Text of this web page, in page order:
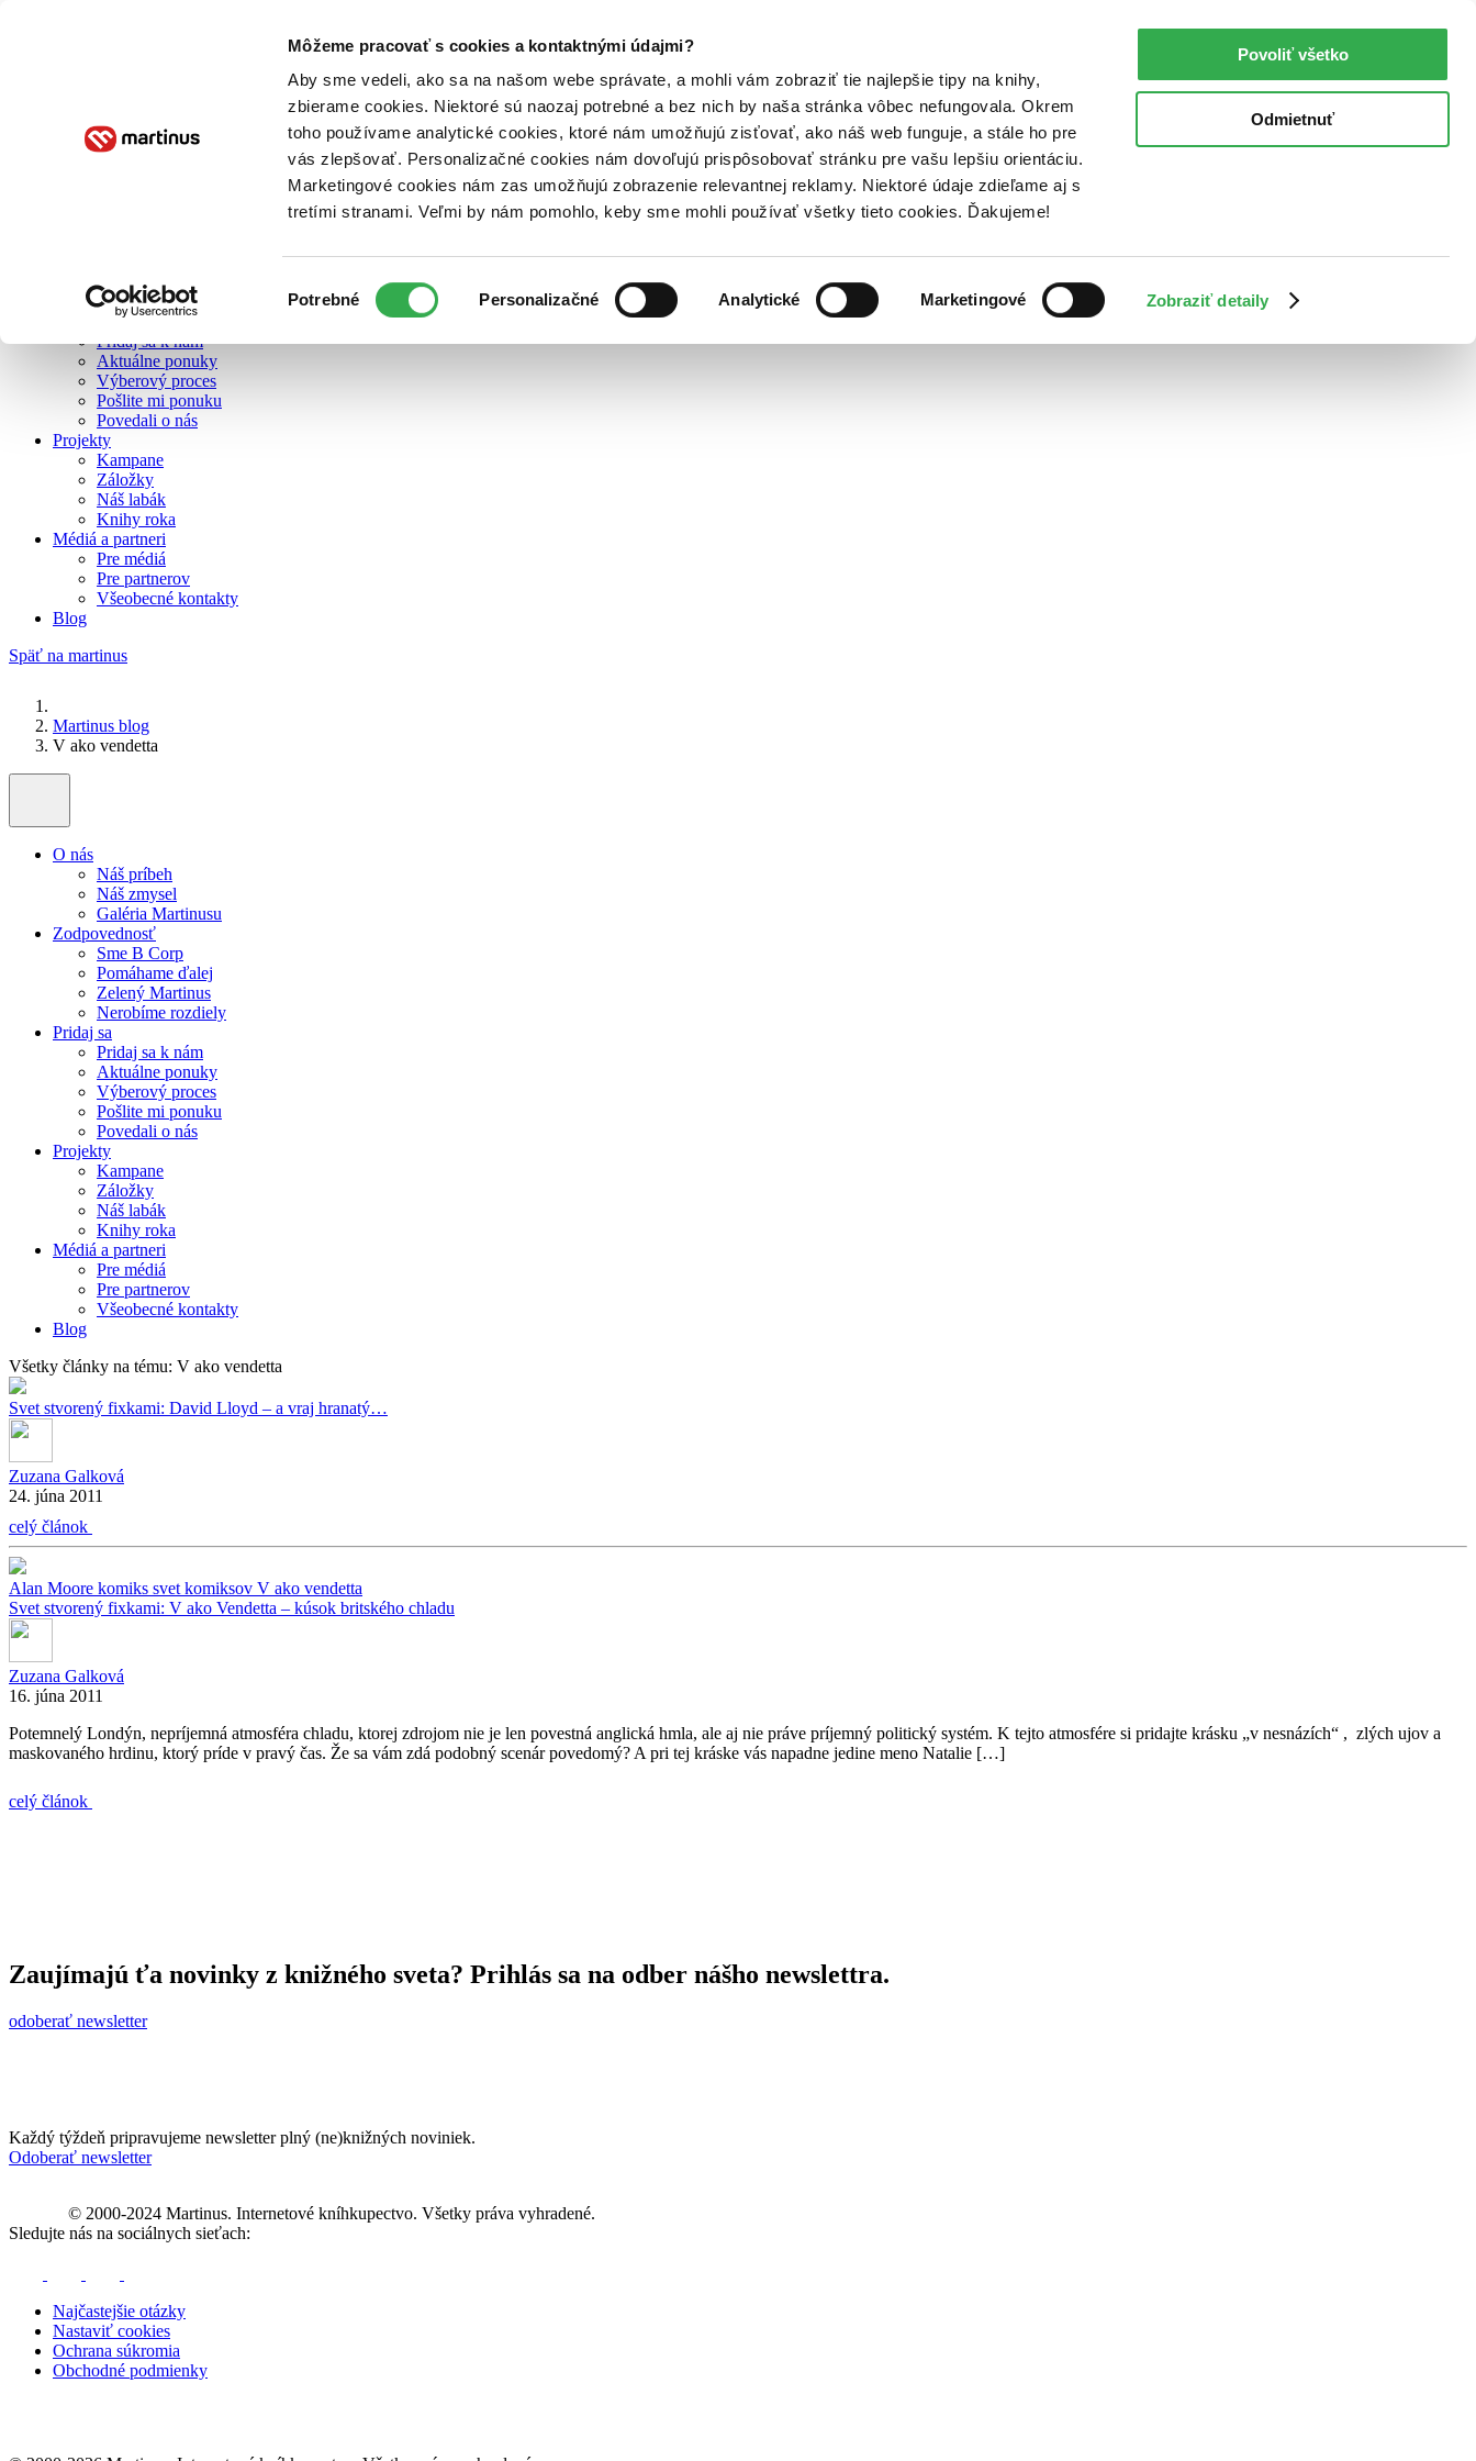
Môžeme pracovať s cookies a kontaktnými údajmi?
Aby sme vedeli, ako sa na našom webe správate, a mohli vám zobraziť tie najlepšie tipy na knihy,
zbierame cookies. Niektoré sú naozaj potrebné a bez nich by naša stránka vôbec nefungovala. Okrem
toho používame analytické cookies, ktoré nám umožňujú zisťovať, ako náš web funguje, a stále ho pre
vás zlepšovať. Personalizačné cookies nám dovoľujú prispôsobovať stránku pre vašu lepšiu orientáciu.
Marketingové cookies nám zas umožňujú zobrazenie relevantnej reklamy. Niektoré údaje zdieľame aj s
tretími stranami. Veľmi by nám pomohlo, keby sme mohli používať všetky tieto cookies. Ďakujeme!
súhlasu
Potrebné Personalizačné Analytické Marketingové Zobraziť detaily
Povoliť všetko
Odmietnuť
O nás
Zelený Martinus
Nerobíme rozdiely
Pridaj sa k nám
Aktuálne ponuky
Výberový proces
Pošlite mi ponuku
Povedali o nás
Projekty
Kampane
Záložky
Náš labák
Knihy roka
Médiá a partneri
Pre médiá
Pre partnerov
Všeobecné kontakty
Blog
Späť na martinus
Martinus blog
V ako vendetta
O nás
Náš príbeh
Náš zmysel
Galéria Martinusu
Zodpovednosť
Sme B Corp
Pomáhame ďalej
Zelený Martinus
Nerobíme rozdiely
Pridaj sa
Pridaj sa k nám
Aktuálne ponuky
Výberový proces
Pošlite mi ponuku
Povedali o nás
Projekty
Kampane
Záložky
Náš labák
Knihy roka
Médiá a partneri
Pre médiá
Pre partnerov
Všeobecné kontakty
Blog
Všetky články na tému: V ako vendetta
Svet stvorený fixkami: David Lloyd – a vraj hranatý…
Zuzana Galková
24. júna 2011
celý článok
Alan Moore komiks svet komiksov V ako vendetta
Svet stvorený fixkami: V ako Vendetta – kúsok britského chladu
Zuzana Galková
16. júna 2011
Potemnelý Londýn, nepríjemná atmosféra chladu, ktorej zdrojom nie je len povestná anglická hmla, ale aj nie práve príjemný politický systém. K tejto atmosfére si pridajte krásku „v nesnázích“ , zlých ujov a
maskovaného hrdinu, ktorý príde v pravý čas. Že sa vám zdá podobný scenár povedomý? A pri tej kráske vás napadne jedine meno Natalie […]
celý článok
Zaujímajú ťa novinky z knižného sveta? Prihlás sa na odber nášho newslettra.
odoberať newsletter
Každý týždeň pripravujeme newsletter plný (ne)knižných noviniek.
Odoberať newsletter
© 2000-2024 Martinus. Internetové kníhkupectvo. Všetky práva vyhradené.
Sledujte nás na sociálnych sieťach:
Najčastejšie otázky
Nastaviť cookies
Ochrana súkromia
Obchodné podmienky